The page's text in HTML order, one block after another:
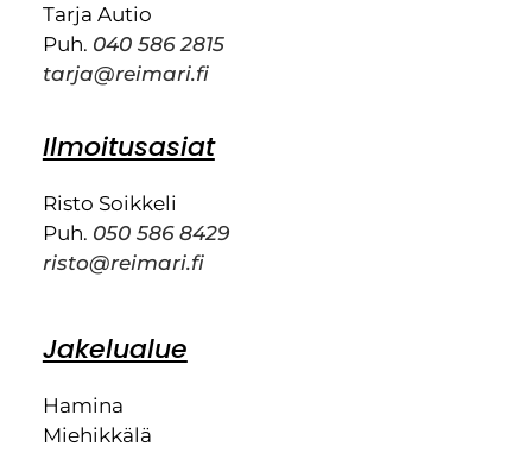
Tarja Autio
Puh. 040 586 2815
tarja@reimari.fi
Ilmoitusasiat
Risto Soikkeli
Puh. 050 586 8429
risto@reimari.fi
Jakelualue
Hamina
Miehikkälä